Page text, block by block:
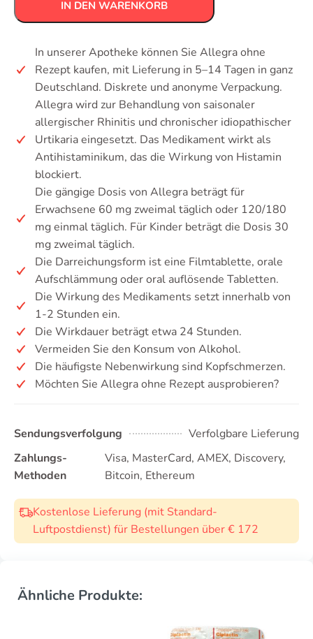
IN DEN WARENKORB
In unserer Apotheke können Sie Allegra ohne
Rezept kaufen, mit Lieferung in 5–14 Tagen in ganz
Deutschland. Diskrete und anonyme Verpackung.
Allegra wird zur Behandlung von saisonaler
allergischer Rhinitis und chronischer idiopathischer
Urtikaria eingesetzt. Das Medikament wirkt als
Antihistaminikum, das die Wirkung von Histamin
blockiert.
Die gängige Dosis von Allegra beträgt für
Erwachsene 60 mg zweimal täglich oder 120/180
mg einmal täglich. Für Kinder beträgt die Dosis 30
mg zweimal täglich.
Die Darreichungsform ist eine Filmtablette, orale
Aufschlämmung oder oral auflösende Tabletten.
Die Wirkung des Medikaments setzt innerhalb von
1-2 Stunden ein.
Die Wirkdauer beträgt etwa 24 Stunden.
Vermeiden Sie den Konsum von Alkohol.
Die häufigste Nebenwirkung sind Kopfschmerzen.
Möchten Sie Allegra ohne Rezept ausprobieren?
Sendungsverfolgung
Verfolgbare Lieferung
Zahlungs-
Methoden
Visa, MasterCard, AMEX, Discovery,
Bitcoin, Ethereum
Kostenlose Lieferung (mit Standard-
Luftpostdienst) für Bestellungen über € 172
Ähnliche Produkte: